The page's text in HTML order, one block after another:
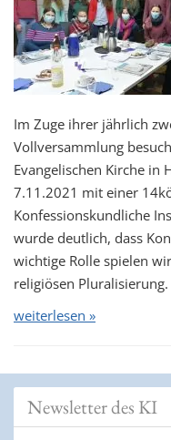
Im Zuge ihrer jährlich
Vollversammlung
Evangelischen Kirche in
7.11.2021 mit einer
Konfessionskundliche
wurde deutlich, dass
wichtige Rolle spielen
religiösen Pluralisierung.
weiterlesen »
Newsletter des KI